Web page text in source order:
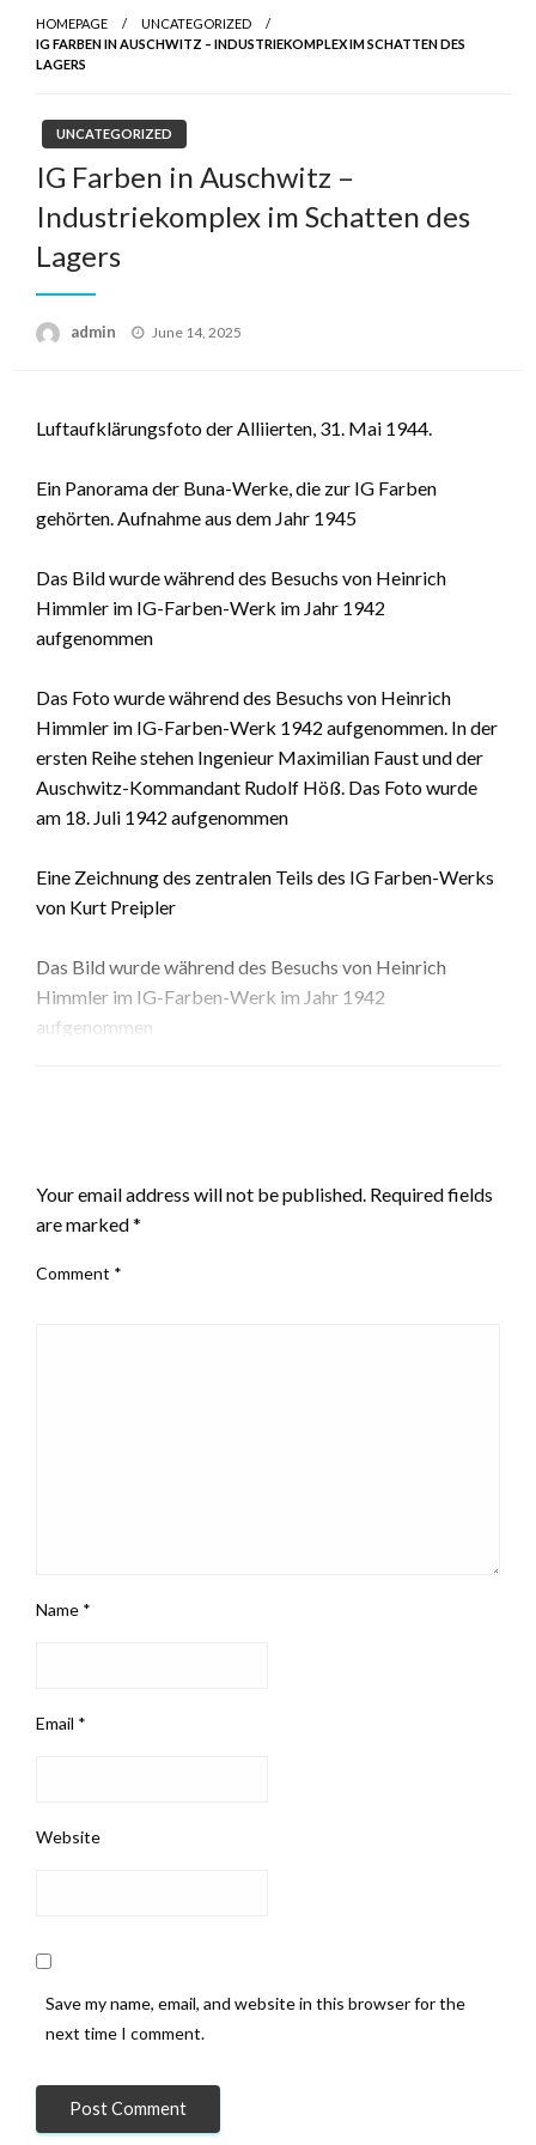
HOMEPAGE
UNCATEGORIZED
IG FARBEN IN AUSCHWITZ – INDUSTRIEKOMPLEX IM SCHATTEN DES
LAGERS
UNCATEGORIZED
IG Farben in Auschwitz –
Industriekomplex im Schatten des
Lagers
admin
Posted
June 14, 2025
Luftaufklärungsfoto der Alliierten, 31. Mai 1944.
Ein Panorama der Buna-Werke, die zur IG Farben
gehörten. Aufnahme aus dem Jahr 1945
Das Bild wurde während des Besuchs von Heinrich
Himmler im IG-Farben-Werk im Jahr 1942
aufgenommen
Das Foto wurde während des Besuchs von Heinrich
Himmler im IG-Farben-Werk 1942 aufgenommen. In der
ersten Reihe stehen Ingenieur Maximilian Faust und der
Auschwitz-Kommandant Rudolf Höß. Das Foto wurde
am 18. Juli 1942 aufgenommen
Eine Zeichnung des zentralen Teils des IG Farben-Werks
von Kurt Preipler
Das Bild wurde während des Besuchs von Heinrich
Himmler im IG-Farben-Werk im Jahr 1942
aufgenommen
Your email address will not be published. Required fields
are marked*
Comment *
Name *
Email *
Website
Save my name, email, and website in this browser for the
next time I comment.